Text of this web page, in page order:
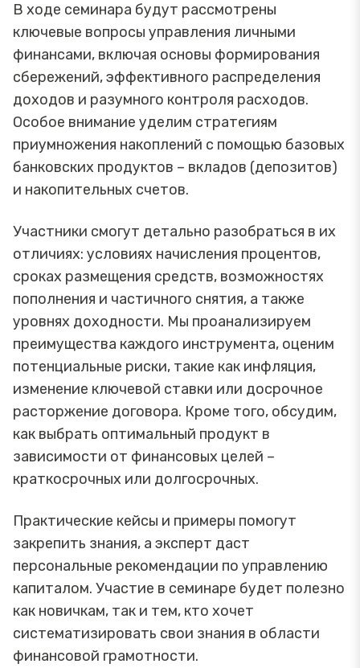
В ходе семинара будут рассмотрены
ключевые вопросы управления личными
финансами, включая основы формирования
сбережений, эффективного распределения
доходов и разумного контроля расходов.
Особое внимание уделим стратегиям
приумножения накоплений с помощью базовых
банковских продуктов – вкладов (депозитов)
и накопительных счетов.
Участники смогут детально разобраться в их
отличиях: условиях начисления процентов,
сроках размещения средств, возможностях
пополнения и частичного снятия, а также
уровнях доходности. Мы проанализируем
преимущества каждого инструмента, оценим
потенциальные риски, такие как инфляция,
изменение ключевой ставки или досрочное
расторжение договора. Кроме того, обсудим,
как выбрать оптимальный продукт в
зависимости от финансовых целей –
краткосрочных или долгосрочных.
Практические кейсы и примеры помогут
закрепить знания, а эксперт даст
персональные рекомендации по управлению
капиталом. Участие в семинаре будет полезно
как новичкам, так и тем, кто хочет
систематизировать свои знания в области
финансовой грамотности.